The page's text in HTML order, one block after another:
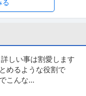
インターネット＞インター
サポート／月給24.3
新宿駅
る
しい事は割愛します
めるような役割で
こんな...